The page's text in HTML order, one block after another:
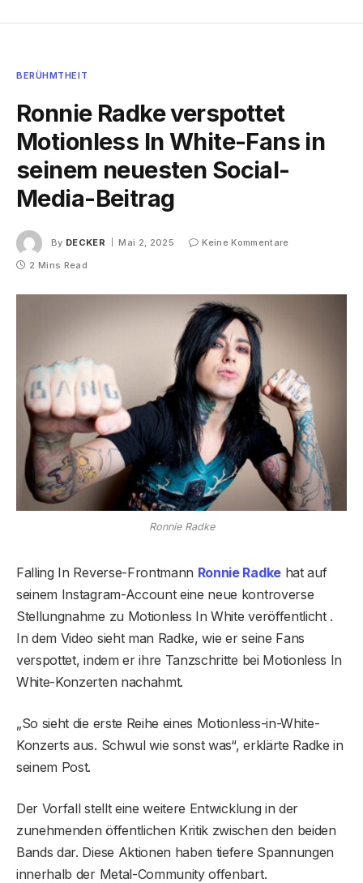
BERÜHMTHEIT
Ronnie Radke verspottet
Motionless In White-Fans in
seinem neuesten Social-
Media-Beitrag
By DECKER Mai 2, 2025
Keine Kommentare
2 Mins Read
Ronnie Radke
Falling In Reverse-Frontmann Ronnie Radkehat auf
seinem Instagram-Account eine neue kontroverse
Stellungnahme zu Motionless In White veröffentlicht .
In dem Video sieht man Radke, wie er seine Fans
verspottet, indem er ihre Tanzschritte bei Motionless In
White-Konzerten nachahmt.
„So sieht die erste Reihe eines Motionless-in-White-
Konzerts aus. Schwul wie sonst was“, erklärte Radke in
seinem Post.
Der Vorfall stellt eine weitere Entwicklung in der
zunehmenden öffentlichen Kritik zwischen den beiden
Bands dar. Diese Aktionen haben tiefere Spannungen
innerhalb der Metal-Community offenbart.